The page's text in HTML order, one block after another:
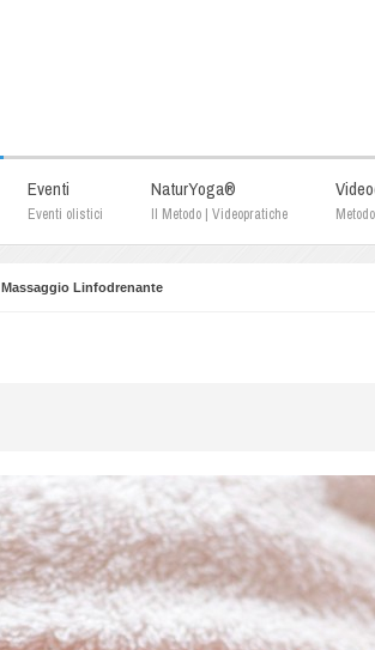
Eventi
Eventi olistici
NaturYoga®
Il Metodo | Videopratiche
Massaggio Linfodrenante